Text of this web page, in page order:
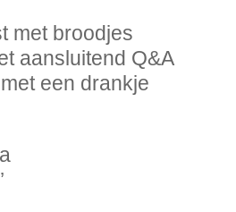
met broodjes
aansluitend Q&A
een drankje